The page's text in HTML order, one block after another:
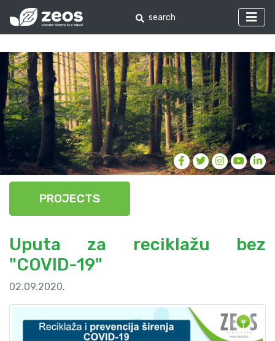
PROJECTS
Uputa za reciklažu bez
"COVID-19"
02.09.2020.